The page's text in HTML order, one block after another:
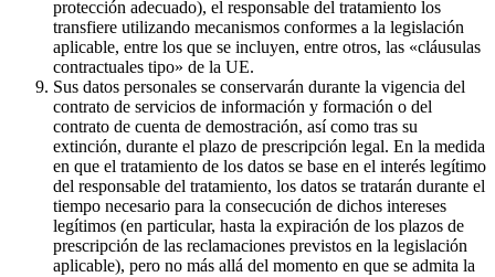
protección adecuado), el responsable del tratamiento los
transfiere utilizando mecanismos conformes a la legislación
aplicable, entre los que se incluyen, entre otros, las «cláusulas
contractuales tipo» de la UE.
Sus datos personales se conservarán durante la vigencia del
contrato de servicios de información y formación o del
contrato de cuenta de demostración, así como tras su
extinción, durante el plazo de prescripción legal. En la medida
en que el tratamiento de los datos se base en el interés legítimo
del responsable del tratamiento, los datos se tratarán durante el
tiempo necesario para la consecución de dichos intereses
legítimos (en particular, hasta la expiración de los plazos de
prescripción de las reclamaciones previstos en la legislación
aplicable), pero no más allá del momento en que se admita la